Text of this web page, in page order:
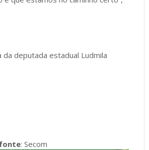
da deputada estadual Ludmila
: Secom